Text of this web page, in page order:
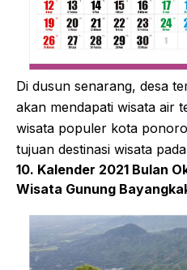
Di dusun senarang, desa
akan mendapati wisata air
wisata populer kota
tujuan destinasi wisata
10. Kalender 2021 Bulan
Wisata Gunung